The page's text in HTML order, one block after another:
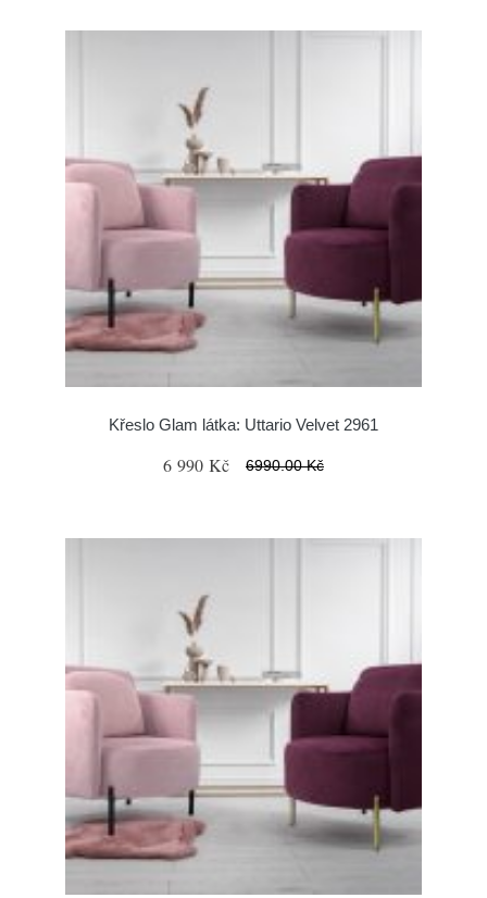
Křeslo Glam látka: Uttario Velvet 2961
6 990 Kč 6990.00 Kč